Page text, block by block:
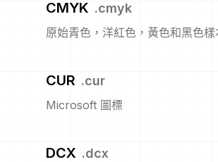
CMYK .cmyk
原始青色，洋紅色，黃色和黑色樣
CUR .cur
Microsoft 圖標
DCX .dcx